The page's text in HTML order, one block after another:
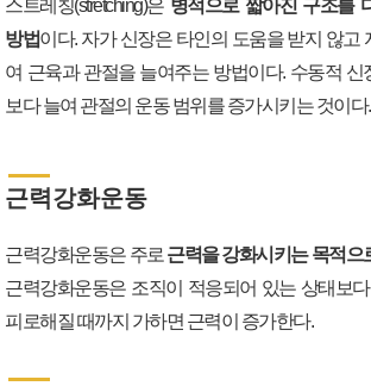
스트레칭(stretching)은 병적으로 짧아진 구조를
방법이다. 자가 신장은 타인의 도움을 받지 않고
여 근육과 관절을 늘여주는 방법이다. 수동적 신
보다 늘여 관절의 운동 범위를 증가시키는 것이다.
근력강화운동
근력강화운동은 주로 근력을 강화시키는 목적으
근력강화운동은 조직이 적응되어 있는 상태보
피로해질 때까지 가하면 근력이 증가한다.